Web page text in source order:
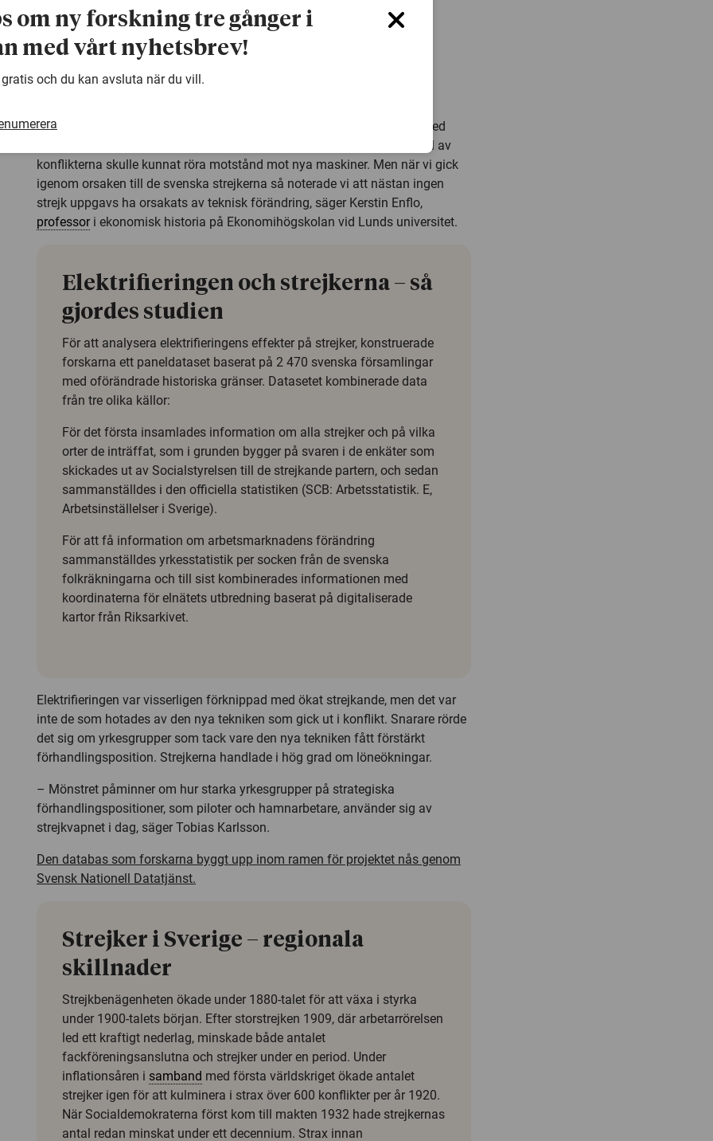
Lunds universitet och Uppsala universitet.
Strejkerna för ökade löner
Forskarna har också samlat in information om strejkernas orsaker.
– Eftersom elektrifieringen innebar att många arbeten kunde utföras med
maskiner i stället för människokraft, tänkte vi oss att åtminstone en del av
konflikterna skulle kunnat röra motstånd mot nya maskiner. Men när vi gick
igenom orsaken till de svenska strejkerna så noterade vi att nästan ingen
strejk uppgavs ha orsakats av teknisk förändring, säger Kerstin Enflo,
professori ekonomisk historia på Ekonomihögskolan vid Lunds universitet.
Elektrifieringen och strejkerna – så
gjordes studien
För att analysera elektrifieringens effekter på strejker, konstruerade
forskarna ett paneldataset baserat på 2 470 svenska församlingar
med oförändrade historiska gränser. Datasetet kombinerade data
från tre olika källor:
För det första insamlades information om alla strejker och på vilka
orter de inträffat, som i grunden bygger på svaren i de enkäter som
skickades ut av Socialstyrelsen till de strejkande partern, och sedan
sammanställdes i den officiella statistiken (SCB: Arbetsstatistik. E,
Arbetsinställelser i Sverige).
För att få information om arbetsmarknadens förändring
sammanställdes yrkesstatistik per socken från de svenska
folkräkningarna och till sist kombinerades informationen med
koordinaterna för elnätets utbredning baserat på digitaliserade
kartor från Riksarkivet.
Elektrifieringen var visserligen förknippad med ökat strejkande, men det var
inte de som hotades av den nya tekniken som gick ut i konflikt. Snarare rörde
det sig om yrkesgrupper som tack vare den nya tekniken fått förstärkt
förhandlingsposition. Strejkerna handlade i hög grad om löneökningar.
– Mönstret påminner om hur starka yrkesgrupper på strategiska
förhandlingspositioner, som piloter och hamnarbetare, använder sig av
strejkvapnet i dag, säger Tobias Karlsson.
Den databas som forskarna byggt upp inom ramen för projektet nås genom
Svensk Nationell Datatjänst.
Strejker i Sverige – regionala
skillnader
Strejkbenägenheten ökade under 1880-talet för att växa i styrka
under 1900-talets början. Efter storstrejken 1909, där arbetarrörelsen
led ett kraftigt nederlag, minskade både antalet
fackföreningsanslutna och strejker under en period. Under
inflationsåren i samband med första världskriget ökade antalet
strejker igen för att kulminera i strax över 600 konflikter per år 1920.
När Socialdemokraterna först kom till makten 1932 hade strejkernas
antal redan minskat under ett decennium. Strax innan
om ny forskning tre gånger i
med vårt nyhetsbrev!
gratis och du kan avsluta när du vill.